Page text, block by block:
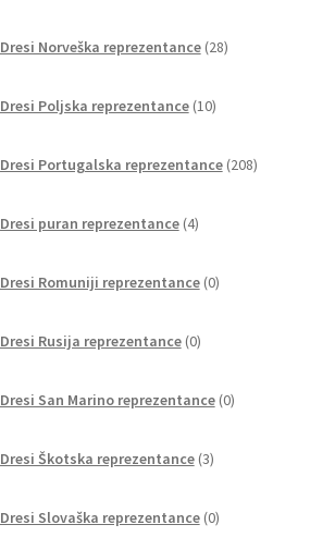
Dresi Norveška reprezentance 28izdelkov
Dresi Poljska reprezentance 10izdelkov
Dresi Portugalska reprezentance 208izdelkov
Dresi puran reprezentance 4izdelki
Dresi Romuniji reprezentance 0izdelkov
Dresi Rusija reprezentance 0izdelkov
Dresi San Marino reprezentance 0izdelkov
Dresi Škotska reprezentance 3izdelki
Dresi Slovaška reprezentance 0izdelkov